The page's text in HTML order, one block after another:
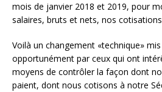
mois de janvier 2018 et 2019, pour
salaires, bruts et nets, nos
Voilà un changement «technique»
opportunément par ceux qui ont
moyens de contrôler la façon dont
paient, dont nous cotisons à notre